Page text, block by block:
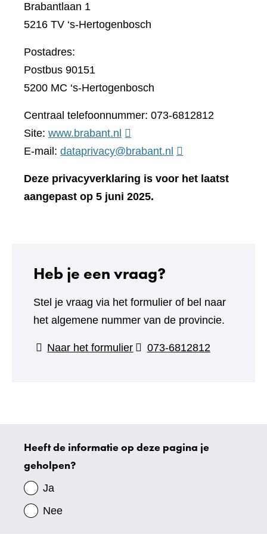
Brabantlaan 1
5216 TV ‘s-Hertogenbosch
Postadres:
Postbus 90151
5200 MC ‘s-Hertogenbosch
Centraal telefoonnummer: 073-6812812
Site: www.brabant.nl (verwijst
naar
andere
E-mail: dataprivacy@brabant.nl
Deze privacyverklaring is voor het laatst
aangepast op 5 juni 2025.
Heb je een vraag?
Stel je vraag via het formulier of bel naar
het algemene nummer van de provincie.
Naar het formulier(verwijst
073-6812812
Uw
gegevens
Heeft de informatie op deze pagina je
geholpen?
Ja
Nee